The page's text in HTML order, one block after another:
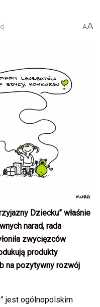
AA
Dziecku” właśnie
narad, rada
zwycięzców
produkty
na pozytywny rozwój
jest ogólnopolskim